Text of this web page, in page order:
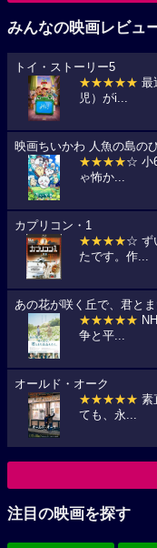
みんなの映画レビュ
トイ・ストーリー5
★★★★★ 最
児）がi...
映画ちいかわ 人魚の島の
★★★★☆ 小
ゃ怖か...
カプリコン・1
★★★★☆ ず
たです。作...
あの花が咲く丘で、君とま
★★★★★
争と平...
オールド・オーク
★★★★★ 素
ても、永...
注目の映画を探す